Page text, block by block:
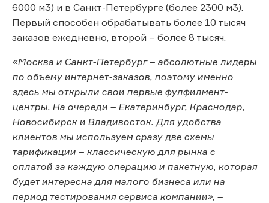
6000 м3) и в Санкт-Петербурге (более 2300 м3).
Первый способен обрабатывать более 10 тысяч
заказов ежедневно, второй – более 8 тысяч.
«Москва и Санкт-Петербург – абсолютные лидеры
по объёму интернет-заказов, поэтому именно
здесь мы открыли свои первые фулфилмент-
центры. На очереди – Екатеринбург, Краснодар,
Новосибирск и Владивосток. Для удобства
клиентов мы используем сразу две схемы
тарификации – классическую для рынка с
оплатой за каждую операцию и пакетную, которая
будет интересна для малого бизнеса или на
период тестирования сервиса компании», –